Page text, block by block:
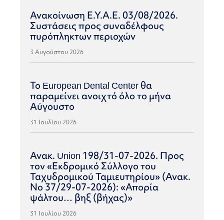
Ανακοίνωση Ε.Υ.Α.Ε. 03/08/2026.
Συστάσεις προς συναδέλφους
πυρόπληκτων περιοχών
3 Αυγούστου 2026
Το European Dental Center θα
παραμείνει ανοιχτό όλο το μήνα
Αύγουστο
31 Ιουλίου 2026
Ανακ. Union 198/31-07-2026. Προς
τον «Εκδρομικό Σύλλογο του
Ταχυδρομικού Ταμιευτηρίου» (Ανακ.
Νο 37/29-07-2026): «Απορία
ψάλτου… βηξ (βήχας)»
31 Ιουλίου 2026